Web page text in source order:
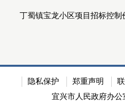
丁蜀镇宝龙小区项目招标控制
隐私保护 郑重声明
宜兴市人民政府办公